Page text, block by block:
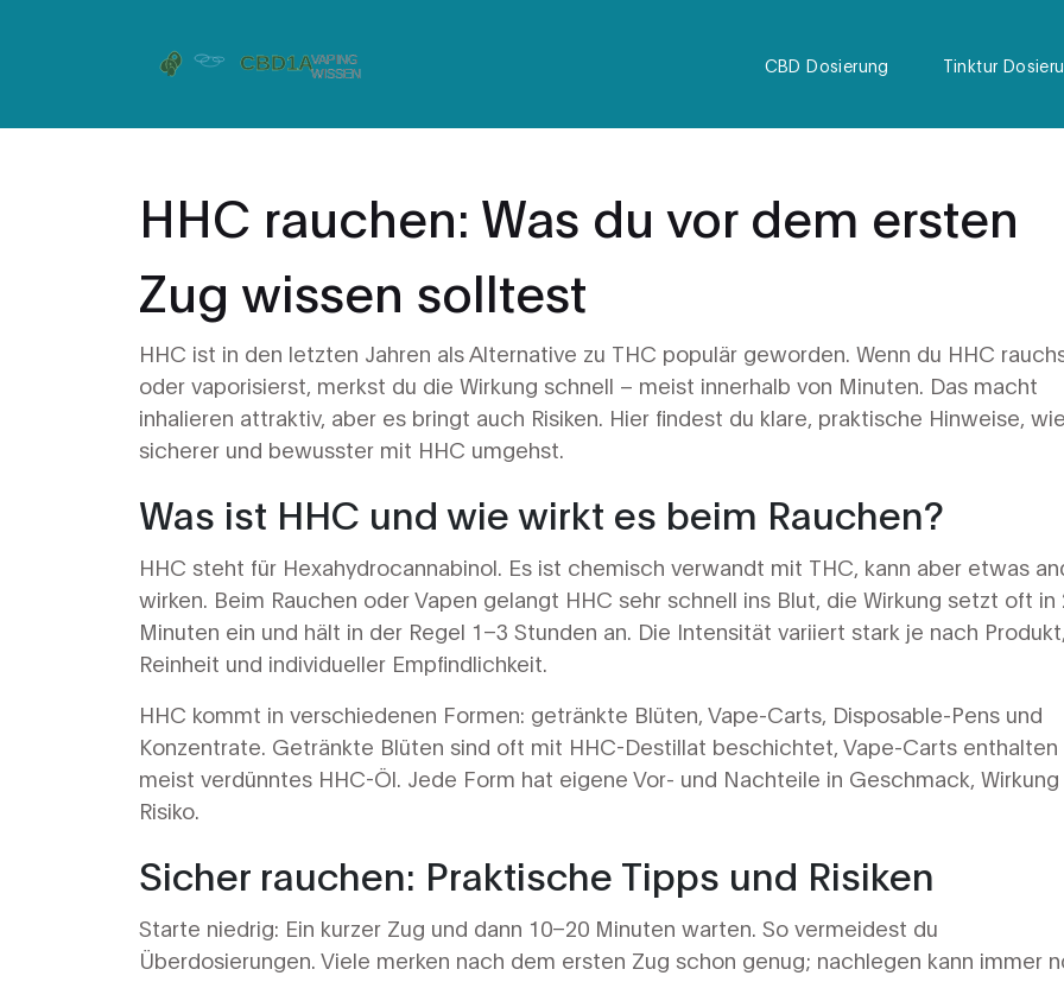
CBD Dosierung Tinktur
HHC rauchen: Was du vor dem ersten
Zug wissen solltest
HHC ist in den letzten Jahren als Alternative zu THC populär geworden. Wenn du HHC
oder vaporisierst, merkst du die Wirkung schnell – meist innerhalb von Minuten. Das macht
inhalieren attraktiv, aber es bringt auch Risiken. Hier findest du klare, praktische Hinweise,
sicherer und bewusster mit HHC umgehst.
Was ist HHC und wie wirkt es beim Rauchen?
HHC steht für Hexahydrocannabinol. Es ist chemisch verwandt mit THC, kann aber etwas
wirken. Beim Rauchen oder Vapen gelangt HHC sehr schnell ins Blut, die Wirkung setzt oft in
Minuten ein und hält in der Regel 1–3 Stunden an. Die Intensität variiert stark je nach Produkt,
Reinheit und individueller Empfindlichkeit.
HHC kommt in verschiedenen Formen: getränkte Blüten, Vape-Carts, Disposable-Pens und
Konzentrate. Getränkte Blüten sind oft mit HHC-Destillat beschichtet, Vape-Carts enthalten
meist verdünntes HHC-Öl. Jede Form hat eigene Vor- und Nachteile in Geschmack, Wirkung
Risiko.
Sicher rauchen: Praktische Tipps und Risiken
Starte niedrig: Ein kurzer Zug und dann 10–20 Minuten warten. So vermeidest du
Überdosierungen. Viele merken nach dem ersten Zug schon genug; nachlegen kann immer